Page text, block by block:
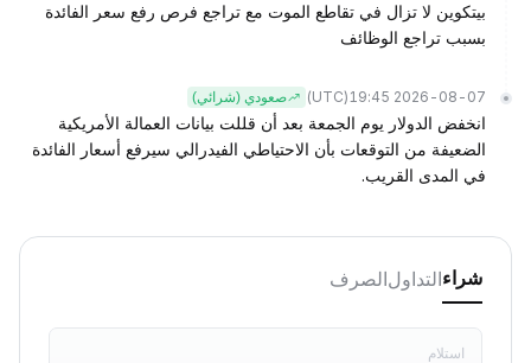
بيتكوين لا تزال في تقاطع الموت مع تراجع فرص رفع سعر الفائدة
بسبب تراجع الوظائف
2026-08-07 19:45
(UTC) صعودي (شرائي)
انخفض الدولار يوم الجمعة بعد أن قللت بيانات العمالة الأمريكية
الضعيفة من التوقعات بأن الاحتياطي الفيدرالي سيرفع أسعار الفائدة
في المدى القريب.
شراءالتداولالصرف
استلام